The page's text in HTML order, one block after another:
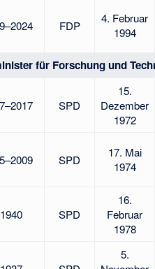
FDP
4. Februar
1994
für Forschung und
SPD
15.
Dezember
1972
SPD
17. Mai
1974
SPD
16.
Februar
1978
5.